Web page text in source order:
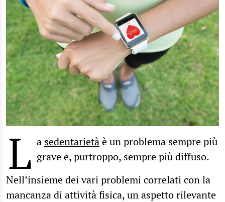
L a sedentarietàè un problema sempre più
grave e, purtroppo, sempre più diffuso.
Nell’insieme dei vari problemi correlati con la
mancanza di attività fisica, un aspetto rilevante